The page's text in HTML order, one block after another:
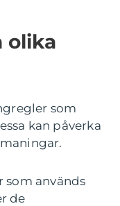
olika
som
kan påverka
som används
de